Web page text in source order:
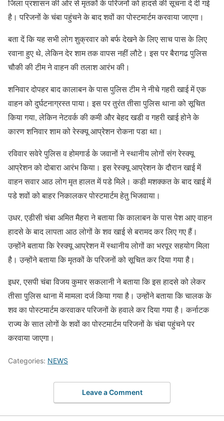
जिला प्रशासन की ओर से मृतकों के परिजनों को हादसे की सूचना दे दी गई
है। परिजनों के चंबा पहुंचने के बाद शवों का पोस्टमार्टम करवाया जाएगा।
बता दें कि यह सभी लोग शुक्रवार को बर्फ देखने के लिए साच पास के लिए
रवाना हुए थे, लेकिन देर शाम तक वापस नहीं लौटे। इस पर बैरागढ पुलिस
चौकी की टीम ने वाहन की तलाश आरंभ की।
शनिवार दोपहर बाद कालाबन के पास पुलिस टीम ने नीचे गहरी खाई में एक
वाहन को दुर्घटनाग्रस्त पाया। इस पर तुरंत तीसा पुलिस थाना को सूचित
किया गया, लेकिन नेटवर्क की कमी और बेहद खडी व गहरी खाई होने के
कारण शनिवार शाम को रेस्क्यू आप्रेशन रोकना पडा था।
रविवार सवेरे पुलिस व होमगार्ड के जवानों ने स्थानीय लोगों संग रेस्क्यू
आप्रेशन को दोबारा आरंभ किया। इस रेस्क्यू आप्रेशन के दौरान खाई में
वाहन सवार आठ लोग मृत हालत में पडे मिले। कडी मशक्कत के बाद खाई में
पडे शवों को बाहर निकालकर पोस्टमार्टम हेतु भिजवाया।
उधर, एडीसी चंबा अमित मैहरा ने बताया कि कालाबन के पास पेश आए वाहन
हादसे के बाद लापता आठ लोगों के शव खाई से बरामद कर लिए गए हैं।
उन्होंने बताया कि रेस्क्यू आप्रेशन में स्थानीय लोगों का भरपूर सहयोग मिला
है। उन्होंने बताया कि मृतकों के परिजनों को सूचित कर दिया गया है।
इधर, एसपी चंबा विजय कुमार सकलानी ने बताया कि इस हादसे को लेकर
तीसा पुलिस थाना में मामला दर्ज किया गया है। उन्होंने बताया कि चालक के
शव का पोस्टमार्टम करवाकर परिजनों के हवाले कर दिया गया है। कर्नाटक
राज्य के सात लोगों के शवों का पोस्टमार्टम परिजनों के चंबा पहुंचने पर
करवाया जाएगा।
Categories: NEWS
Leave a Comment